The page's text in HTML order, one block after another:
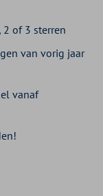
of 3 sterren
van vorig jaar
vanaf